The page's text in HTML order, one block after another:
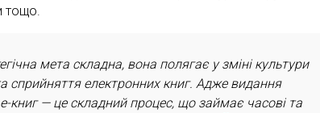
тощо.
мета складна, вона полягає у зміні культури
сприйняття електронних книг. Адже видання
книг — це складний процес, що займає часові та